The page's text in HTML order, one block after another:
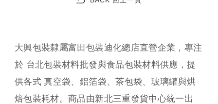
大興包裝隸屬富田包裝迪化總店直營企業，專注
於 台北包裝材料批發與食品包裝材料供應，提
供各式 真空袋、鋁箔袋、茶包袋、玻璃罐與烘
焙包裝耗材。商品由新北三重發貨中心統一出